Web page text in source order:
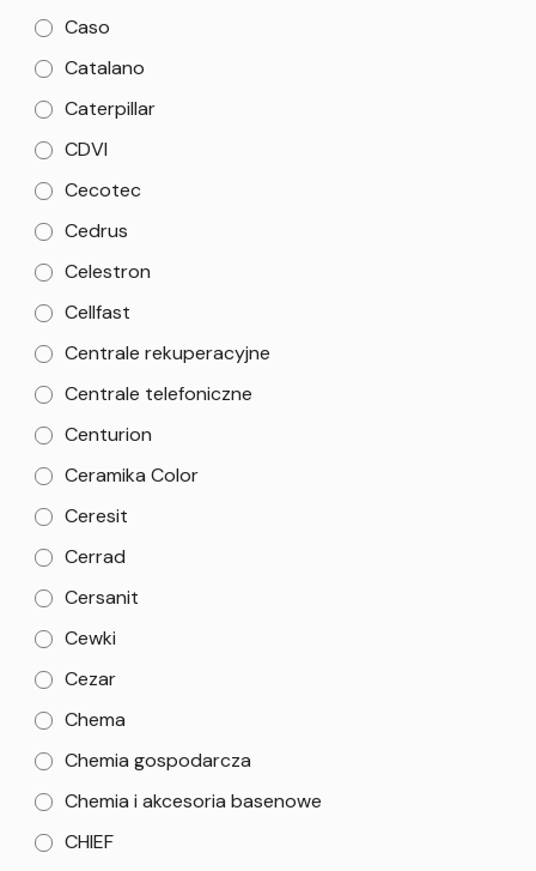
Caso
Catalano
Caterpillar
CDVI
Cecotec
Cedrus
Celestron
Cellfast
Centrale rekuperacyjne
Centrale telefoniczne
Centurion
Ceramika Color
Ceresit
Cerrad
Cersanit
Cewki
Cezar
Chema
Chemia gospodarcza
Chemia i akcesoria basenowe
CHIEF